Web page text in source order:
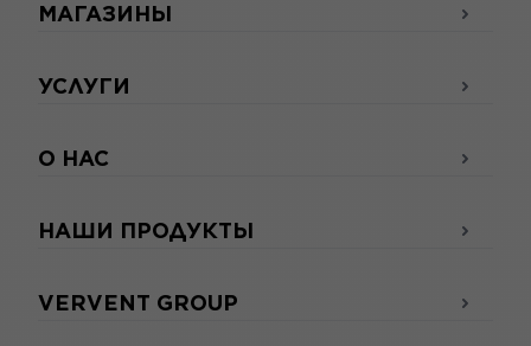
МАГАЗИНЫ
УСЛУГИ
О НАС
НАШИ ПРОДУКТЫ
VERVENT GROUP